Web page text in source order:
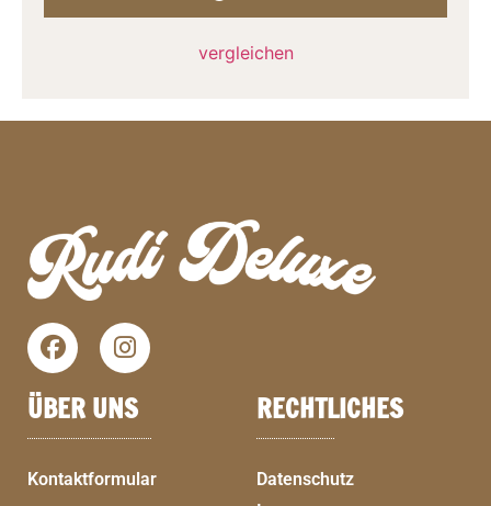
vergleichen
ÜBER UNS
Kontaktformular
RECHTLICHES
Datenschutz